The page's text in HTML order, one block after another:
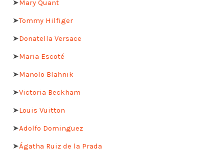
➤Mary Quant
➤Tommy Hilfiger
➤Donatella Versace
➤Maria Escoté
➤Manolo Blahnik
➤Victoria Beckham
➤Louis Vuitton
➤Adolfo Dominguez
➤Ágatha Ruiz de la Prada